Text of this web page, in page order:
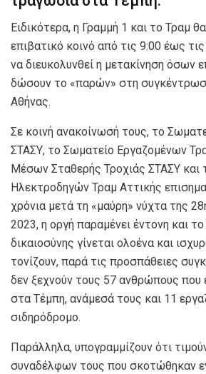
Ειδικότερα, η Γραμμή 1 και το Τραμ
επιβατικό κοινό από τις 9:00 έως
να διευκολυνθεί η μετακίνηση όσων
δώσουν το «παρών» στη
Αθήνας.
Σε κοινή ανακοίνωσή τους, το
ΣΤΑΣΥ, το Σωματείο Εργαζομένων
Μέσων Σταθερής Τροχιάς ΣΤΑΣΥ και
Ηλεκτροδηγών Τραμ Αττικής
χρόνια μετά τη «μαύρη» νύχτα της
2023, η οργή παραμένει έντονη και
δικαιοσύνης γίνεται ολοένα και
τονίζουν, παρά τις προσπάθειες
δεν ξεχνούν τους 57 ανθρώπους που
στα Τέμπη, ανάμεσά τους και 11
σιδηρόδρομο.
Παράλληλα, υπογραμμίζουν ότι
συναδέλφων τους που σκοτώθηκαν